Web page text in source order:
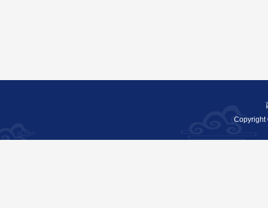
Copyright